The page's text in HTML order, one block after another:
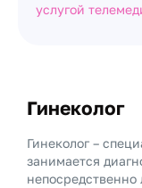
услугой
Гинеколог
Гинеколог –
занимается